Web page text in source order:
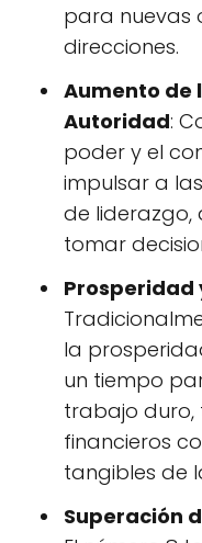
para nuevas
direcciones.
Aumento de
Autoridad:
poder y el
impulsar a
de liderazgo,
tomar
Prosperidad
la
un tiempo
trabajo duro,
financieros
tangibles de
Superación